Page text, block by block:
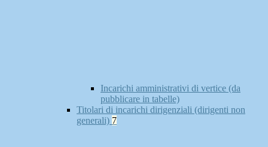
Incarichi amministrativi di vertice (da
pubblicare in tabelle)
Titolari di incarichi dirigenziali (dirigenti non
generali) 7